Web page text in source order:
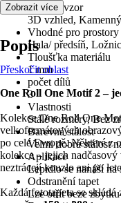
Dekor / vzor
3D vzhled,
Vhodné pro prostory
Hala/ předsíň,
Tloušťka materiálu
1 mm
počet dílů
3
Vlastnosti
Stálé rozměry, Bez
Barevná stálost
Velmi dobrá stálost
Aplikace
Lepidlo se nanáší na
Odstranění tapet
Lze otřít beze zbytku
Zobrazit více
Popis
Přeskočit oblast
One Roll One Motif 2 –
Kolekce One Roll One
velkoformátových
po celé Evropě. Některé z
kolekce – jejich
neztrácejí kouzlo ani po
Každá fototapeta se skládá